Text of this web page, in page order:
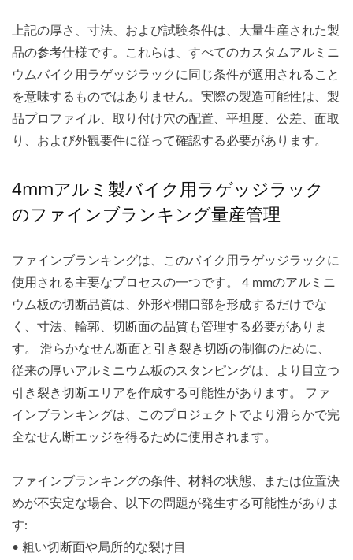
上記の厚さ、寸法、および試験条件は、大量生産された製
品の参考仕様です。これらは、すべてのカスタムアルミニ
ウムバイク用ラゲッジラックに同じ条件が適用されること
を意味するものではありません。実際の製造可能性は、製
品プロファイル、取り付け穴の配置、平坦度、公差、面取
り、および外観要件に従って確認する必要があります。
4mmアルミ製バイク用ラゲッジラック
のファインブランキング量産管理
ファインブランキングは、このバイク用ラゲッジラックに
使用される主要なプロセスの一つです。 4 mmのアルミニ
ウム板の切断品質は、外形や開口部を形成するだけでな
く、寸法、輪郭、切断面の品質も管理する必要がありま
す。 滑らかなせん断面と引き裂き切断の制御のために、
従来の厚いアルミニウム板のスタンピングは、より目立つ
引き裂き切断エリアを作成する可能性があります。 ファ
インブランキングは、このプロジェクトでより滑らかで完
全なせん断エッジを得るために使用されます。
ファインブランキングの条件、材料の状態、または位置決
めが不安定な場合、以下の問題が発生する可能性がありま
す:
• 粗い切断面や局所的な裂け目